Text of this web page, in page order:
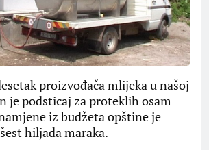
proizvođača mlijeka u našoj
je podsticaj za proteklih osam
iz budžeta opštine je
hiljada maraka.